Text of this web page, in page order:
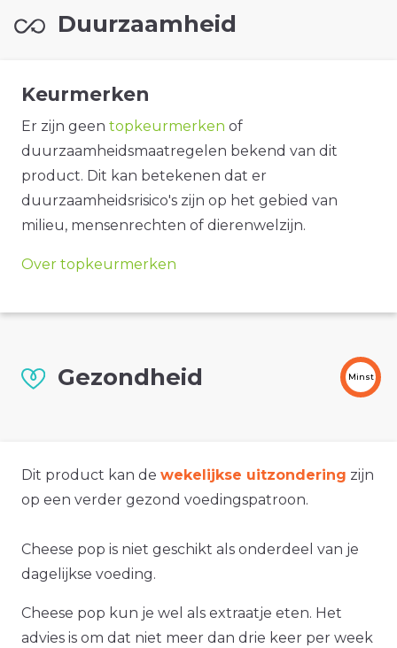
Duurzaamheid
Keurmerken
Er zijn geen topkeurmerken of
duurzaamheidsmaatregelen bekend van dit
product. Dit kan betekenen dat er
duurzaamheidsrisico's zijn op het gebied van
milieu, mensenrechten of dierenwelzijn.
Over topkeurmerken
Gezondheid Minst
Dit product kan de wekelijkse uitzondering zijn
op een verder gezond voedingspatroon.
Cheese pop is niet geschikt als onderdeel van je
dagelijkse voeding.
Cheese pop kun je wel als extraatje eten. Het
advies is om dat niet meer dan drie keer per week